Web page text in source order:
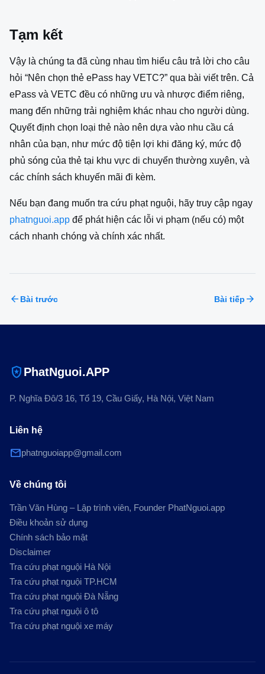
Tạm kết
Vậy là chúng ta đã cùng nhau tìm hiểu câu trả lời cho câu
hỏi “Nên chọn thẻ ePass hay VETC?” qua bài viết trên. Cả
ePass và VETC đều có những ưu và nhược điểm riêng,
mang đến những trải nghiệm khác nhau cho người dùng.
Quyết định chọn loại thẻ nào nên dựa vào nhu cầu cá
nhân của bạn, như mức độ tiện lợi khi đăng ký, mức độ
phủ sóng của thẻ tại khu vực di chuyển thường xuyên, và
các chính sách khuyến mãi đi kèm.
Nếu bạn đang muốn tra cứu phạt nguội, hãy truy cập ngay
phatnguoi.app để phát hiện các lỗi vi phạm (nếu có) một
cách nhanh chóng và chính xác nhất.
arrow_back Bài trước Bài tiếp arrow_forward
local_police PhatNguoi.APP
P. Nghĩa Đô/3 16, Tổ 19, Cầu Giấy, Hà Nội, Việt Nam
Liên hệ
mailphatnguoiapp@gmail.com
Về chúng tôi
Trần Văn Hùng – Lập trình viên, Founder PhatNguoi.app
Điều khoản sử dụng
Chính sách bảo mật
Disclaimer
Tra cứu phạt nguội Hà Nội
Tra cứu phạt nguội TP.HCM
Tra cứu phạt nguội Đà Nẵng
Tra cứu phạt nguội ô tô
Tra cứu phạt nguội xe máy